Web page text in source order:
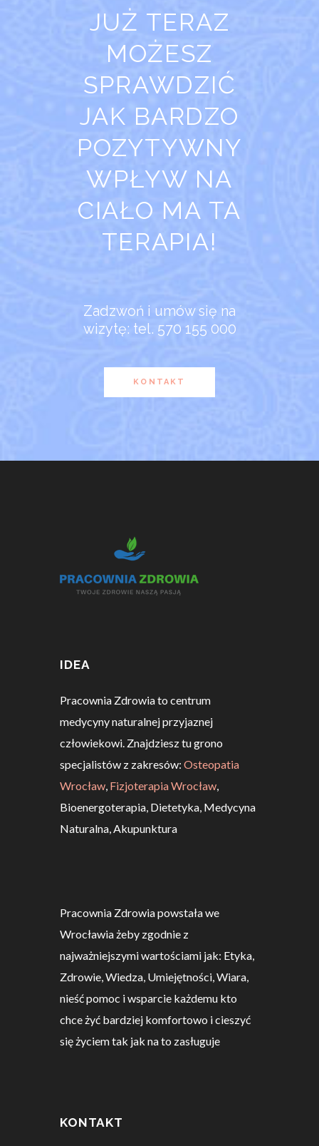
JUŻ TERAZ
MOŻESZ
SPRAWDZIĆ
JAK BARDZO
POZYTYWNY
WPŁYW NA
CIAŁO MA TA
TERAPIA!
Zadzwoń i umów się na
wizytę: tel. 570 155 000
KONTAKT
IDEA
Pracownia Zdrowia to centrum
medycyny naturalnej przyjaznej
człowiekowi. Znajdziesz tu grono
specjalistów z zakresów: Osteopatia
Wrocław Fizjoterapia Wrocław
Bioenergoterapia, Dietetyka, Medycyna
Naturalna, Akupunktura
Pracownia Zdrowia powstała we
Wrocławia żeby zgodnie z
najważniejszymi wartościami jak: Etyka,
Zdrowie, Wiedza, Umiejętności, Wiara,
nieść pomoc i wsparcie każdemu kto
chce żyć bardziej komfortowo i cieszyć
się życiem tak jak na to zasługuje
KONTAKT